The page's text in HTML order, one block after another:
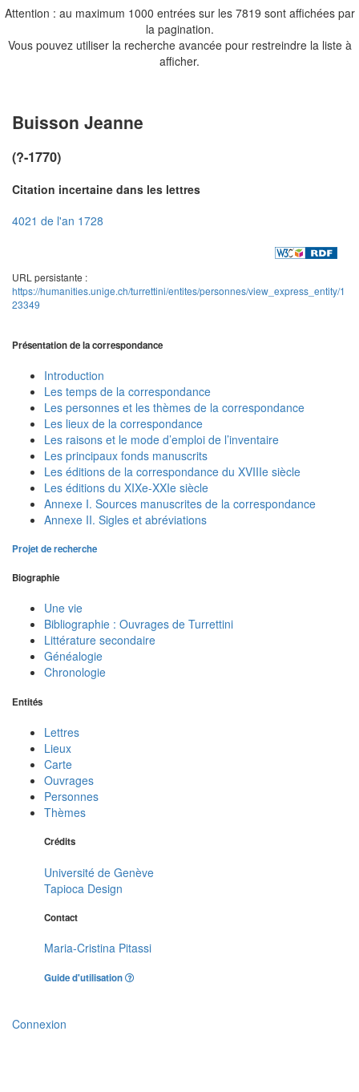
Attention : au maximum 1000 entrées sur les 7819 sont affichées par
la pagination.
Vous pouvez utiliser la recherche avancée pour restreindre la liste à
afficher.
Buisson Jeanne
(?-1770)
Citation incertaine dans les lettres
4021 de l'an 1728
URL persistante :
https://humanities.unige.ch/turrettini/entites/personnes/view_express_entity/1
23349
Présentation de la correspondance
Introduction
Les temps de la correspondance
Les personnes et les thèmes de la correspondance
Les lieux de la correspondance
Les raisons et le mode d’emploi de l’inventaire
Les principaux fonds manuscrits
Les éditions de la correspondance du XVIIIe siècle
Les éditions du XIXe-XXIe siècle
Annexe I. Sources manuscrites de la correspondance
Annexe II. Sigles et abréviations
Projet de recherche
Biographie
Une vie
Bibliographie : Ouvrages de Turrettini
Littérature secondaire
Généalogie
Chronologie
Entités
Lettres
Lieux
Carte
Ouvrages
Personnes
Thèmes
Crédits
Université de Genève
Tapioca Design
Contact
Maria-Cristina Pitassi
Guide d'utilisation
Connexion